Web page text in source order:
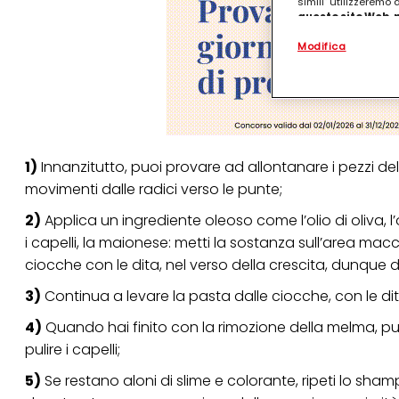
1) Innanzitutto, puoi provare ad allontanare i pezzi
movimenti dalle radici verso le punte;
2) Applica un ingrediente oleoso come l’olio di oliva,
i capelli, la maionese: metti la sostanza sull’area
ciocche con le dita, nel verso della crescita, dunque
3) Continua a levare la pasta dalle ciocche, con le
4) Quando hai finito con la rimozione della melma,
pulire i capelli;
5) Se restano aloni di slime e colorante, ripeti lo
questo sito
.
(rispettivamente
terzi, conservare
identificati) su
misurare e
collegata nel piè di
periodo di
"modifica" di
Se fai clic su
per uno o più degli
tuoi dati personali
necessari per
Modifica